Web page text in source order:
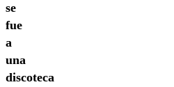
se
fue
a
una
discoteca